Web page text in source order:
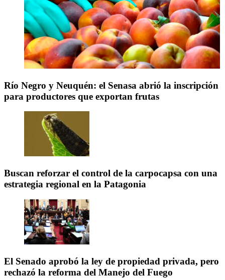
Río Negro y Neuquén: el Senasa abrió la inscripción
para productores que exportan frutas
Buscan reforzar el control de la carpocapsa con una
estrategia regional en la Patagonia
El Senado aprobó la ley de propiedad privada, pero
rechazó la reforma del Manejo del Fuego